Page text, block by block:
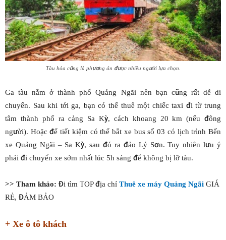
Tàu hỏa cũng là phương án được nhiều người lựa chọn.
Ga tàu nằm ở thành phố Quảng Ngãi nên bạn cũng rất dễ di
chuyển. Sau khi tới ga, bạn có thể thuê một chiếc taxi đi từ trung
tâm thành phố ra cảng Sa Kỳ, cách khoang 20 km (nếu đông
người). Hoặc để tiết kiệm có thể bắt xe bus số 03 có lịch trình Bến
xe Quảng Ngãi – Sa Kỳ, sau đó ra đảo Lý Sơn. Tuy nhiên lưu ý
phải đi chuyến xe sớm nhất lúc 5h sáng để không bị lỡ tàu.
>> Tham khảo: Đi tìm TOP địa chỉ Thuê xe máy Quảng Ngãi GIÁ
RẺ, ĐẢM BẢO
+ Xe ô tô khách